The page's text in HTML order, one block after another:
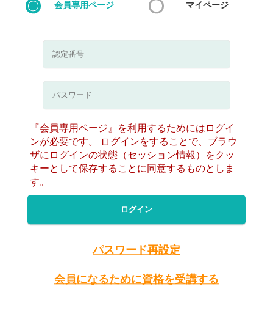
会員専用ページ マイページ
『会員専用ページ』を利用するためにはログイ
ンが必要です。 ログインをすることで、ブラウ
ザにログインの状態（セッション情報）をクッ
キーとして保存することに同意するものとしま
す。
ログイン
パスワード再設定
会員になるために資格を受講する